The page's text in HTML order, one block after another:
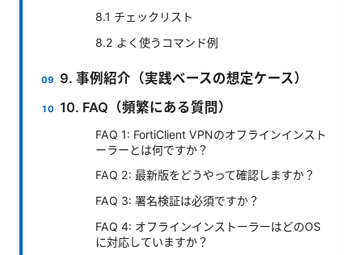
8.1 チェックリスト
8.2 よく使うコマンド例
9. 事例紹介（実践ベースの想定ケース）
10. FAQ（頻繁にある質問）
FAQ 1: FortiClient VPNのオフラインインスト
ーラーとは何ですか？
FAQ 2: 最新版をどうやって確認しますか？
FAQ 3: 署名検証は必須ですか？
FAQ 4: オフラインインストーラーはどのOS
に対応していますか？